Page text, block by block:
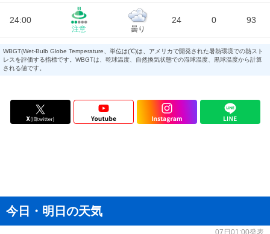
24:00
注意 曇り
24 0 93
WBGT(Wet-Bulb Globe Temperature、単位は(℃)は、アメリカで開発された暑熱環境での熱スト
レスを評価する指標です。WBGTは、乾球温度、自然換気状態での湿球温度、黒球温度から計算
される値です。
今日・明日の天気
07日01:00発表